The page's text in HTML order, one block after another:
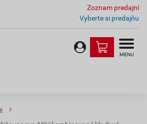
Zoznam predajní
Vyberte si predajňu
MENU